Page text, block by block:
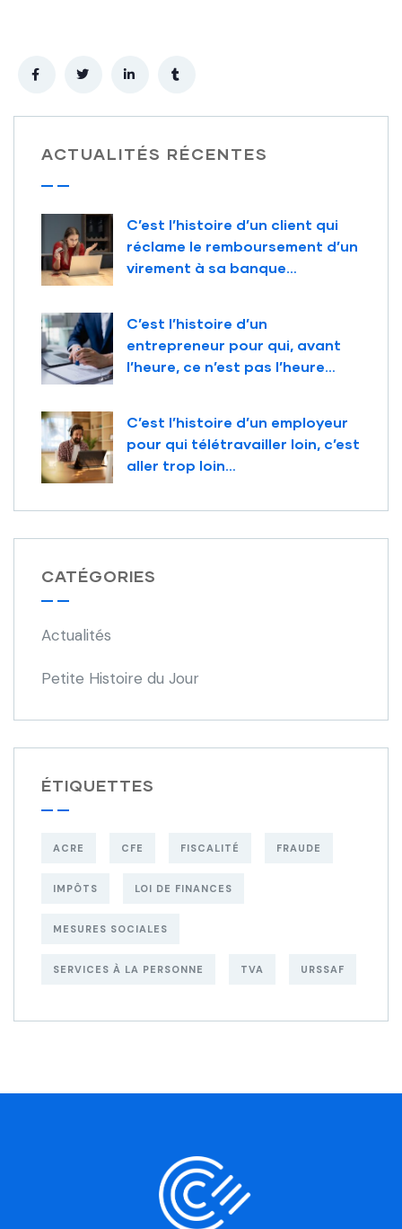
ACTUALITÉS RÉCENTES
C’est l’histoire d’un client qui
réclame le remboursement d’un
virement à sa banque…
C’est l’histoire d’un
entrepreneur pour qui, avant
l’heure, ce n’est pas l’heure…
C’est l’histoire d’un employeur
pour qui télétravailler loin, c’est
aller trop loin…
CATÉGORIES
Actualités
Petite Histoire du Jour
ÉTIQUETTES
ACRE CFE FISCALITÉ FRAUDE
IMPÔTS LOI DE FINANCES
MESURES SOCIALES
SERVICES À LA PERSONNE TVA URSSAF